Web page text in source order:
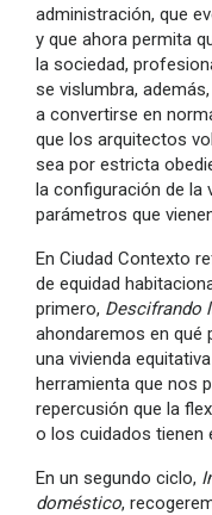
administración, que
y que ahora permita
la sociedad,
se vislumbra,
a convertirse en
que los arquitectos
sea por estricta
la configuración de la
parámetros que
En Ciudad Contexto
de equidad
primero, Descifrando
ahondaremos en qué
una vivienda
herramienta que nos
repercusión que la
o los cuidados tienen
En un segundo ciclo,
doméstico,